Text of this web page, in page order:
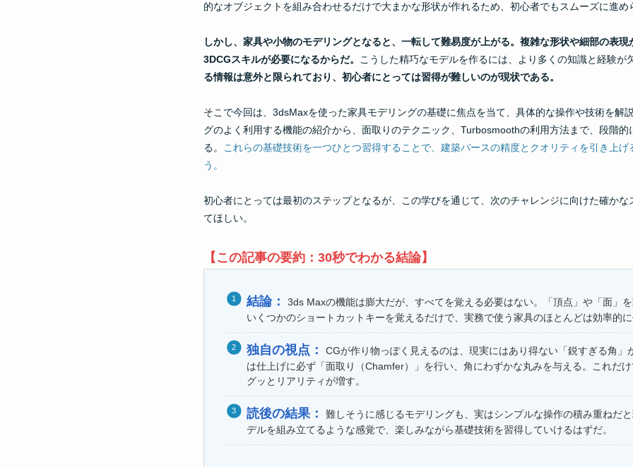
的なオブジェクトを組み合わせるだけで大まかな形状が作れるため、初心者でもスムーズに進め
しかし、家具や小物のモデリングとなると、一転して難易度が上がる。複雑な形状や細部の表
3DCGスキルが必要になるからだ。
こうした精巧なモデルを作るには、より多くの知識と経験が
る情報は意外と限られており、初心者にとっては習得が難しいのが現状である。
そこで今回は、3dsMaxを使った家具モデリングの基礎に焦点を当て、具体的な操作や技術を解
グのよく利用する機能の紹介から、面取りのテクニック、Turbosmoothの利用方法まで、段階的
る。
これらの基礎技術を一つひとつ習得することで、建築パースの精度とクオリティを引き上げ
う。
初心者にとっては最初のステップとなるが、この学びを通じて、次のチャレンジに向けた確か
てほしい。
【この記事の要約：30秒でわかる結論】
結論：
3ds Maxの機能は膨大だが、すべてを覚える必要はない。「頂点」や「面」を
いくつかのショートカットキーを覚えるだけで、実務で使う家具のほとんどは効率的に
独自の視点：
CGが作り物っぽく見えるのは、現実にはあり得ない「鋭すぎる角」
は仕上げに必ず「面取り（Chamfer）」を行い、角にわずかな丸みを与える。これだけ
グッとリアリティが増す。
読後の結果：
難しそうに感じるモデリングも、実はシンプルな操作の積み重ねだ
デルを組み立てるような感覚で、楽しみながら基礎技術を習得していけるはずだ。